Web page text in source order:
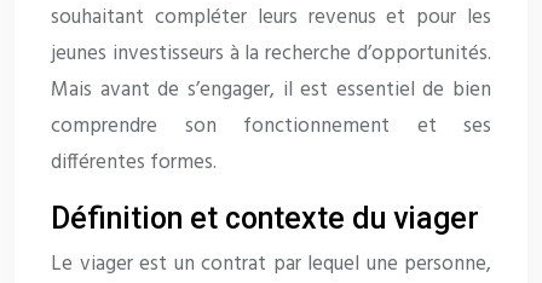
souhaitant compléter leurs revenus et pour les
jeunes investisseurs à la recherche d’opportunités.
Mais avant de s’engager, il est essentiel de bien
comprendre son fonctionnement et ses
différentes formes.
Définition et contexte du viager
Le viager est un contrat par lequel une personne,